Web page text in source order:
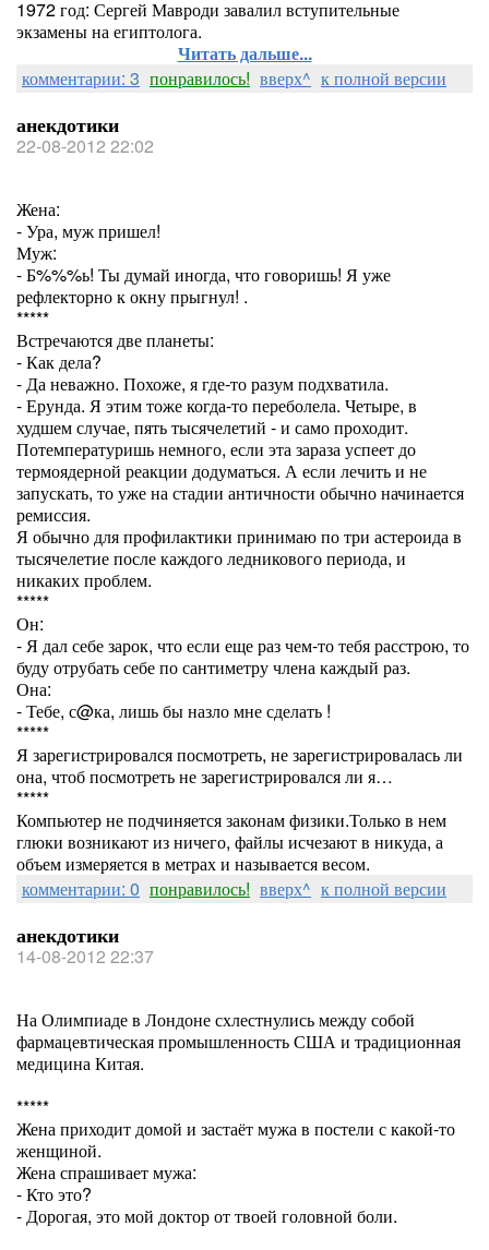
1972 год: Сергей Мавроди завалил вступительные
экзамены на египтолога.
Читать дальше...
комментарии: 3 понравилось! вверх^ к полной версии
анекдотики
22-08-2012 22:02
Жена:
- Ура, муж пришел!
Муж:
- Б%%%ь! Ты думай иногда, что говоришь! Я уже
рефлекторно к окну прыгнул! .
*****
Встречаются две планеты:
- Как дела?
- Да неважно. Похоже, я где-то разум подхватила.
- Ерунда. Я этим тоже когда-то переболела. Четыре, в
худшем случае, пять тысячелетий - и само проходит.
Потемпературишь немного, если эта зараза успеет до
термоядерной реакции додуматься. А если лечить и не
запускать, то уже на стадии античности обычно начинается
ремиссия.
Я обычно для профилактики принимаю по три астероида в
тысячелетие после каждого ледникового периода, и
никаких проблем.
*****
Он:
- Я дал себе зарок, что если еще раз чем-то тебя расстрою, то
буду отрубать себе по сантиметру члена каждый раз.
Она:
- Тебе, с@ка, лишь бы назло мне сделать !
*****
Я зарегистрировался посмотреть, не зарегистрировалась ли
она, чтоб посмотреть не зарегистрировался ли я…
*****
Компьютер не подчиняется законам физики.Только в нем
глюки возникают из ничего, файлы исчезают в никуда, а
объем измеряется в метрах и называется весом.
комментарии: 0 понравилось! вверх^ к полной версии
анекдотики
14-08-2012 22:37
На Олимпиаде в Лондоне схлестнулись между собой
фармацевтическая промышленность США и традиционная
медицина Китая.
*****
Жена приходит домой и застаёт мужа в постели с какой-то
женщиной.
Жена спрашивает мужа:
- Кто это?
- Дорогая, это мой доктор от твоей головной боли.